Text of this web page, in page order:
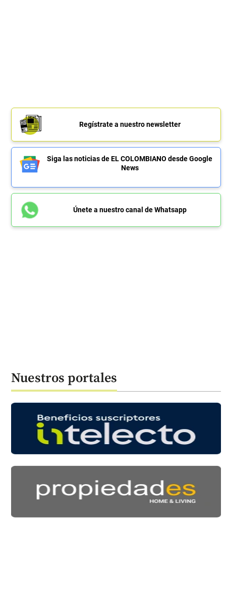
Regístrate a nuestro newsletter
Siga las noticias de EL COLOMBIANO desde Google
News
Únete a nuestro canal de Whatsapp
Nuestros portales